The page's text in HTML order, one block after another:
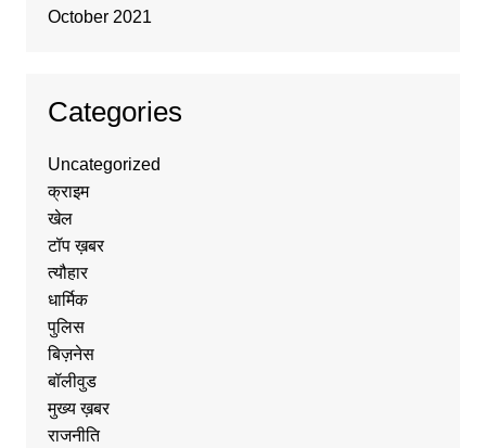
October 2021
Categories
Uncategorized
क्राइम
खेल
टॉप ख़बर
त्यौहार
धार्मिक
पुलिस
बिज़नेस
बॉलीवुड
मुख्य ख़बर
राजनीति